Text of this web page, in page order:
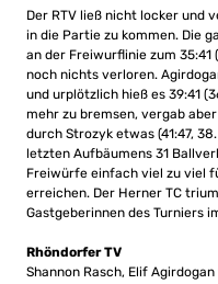
Der RTV ließ nicht locker und
in die Partie zu kommen. Die
an der Freiwurflinie zum
noch nichts verloren.
und urplötzlich hieß es 39:41
mehr zu bremsen, vergab
durch Strozyk etwas (41:47,
letzten Aufbäumens 31
Freiwürfe einfach viel zu viel
erreichen. Der Herner TC
Gastgeberinnen des Turniers
Rhöndorfer TV
Shannon Rasch, Elif